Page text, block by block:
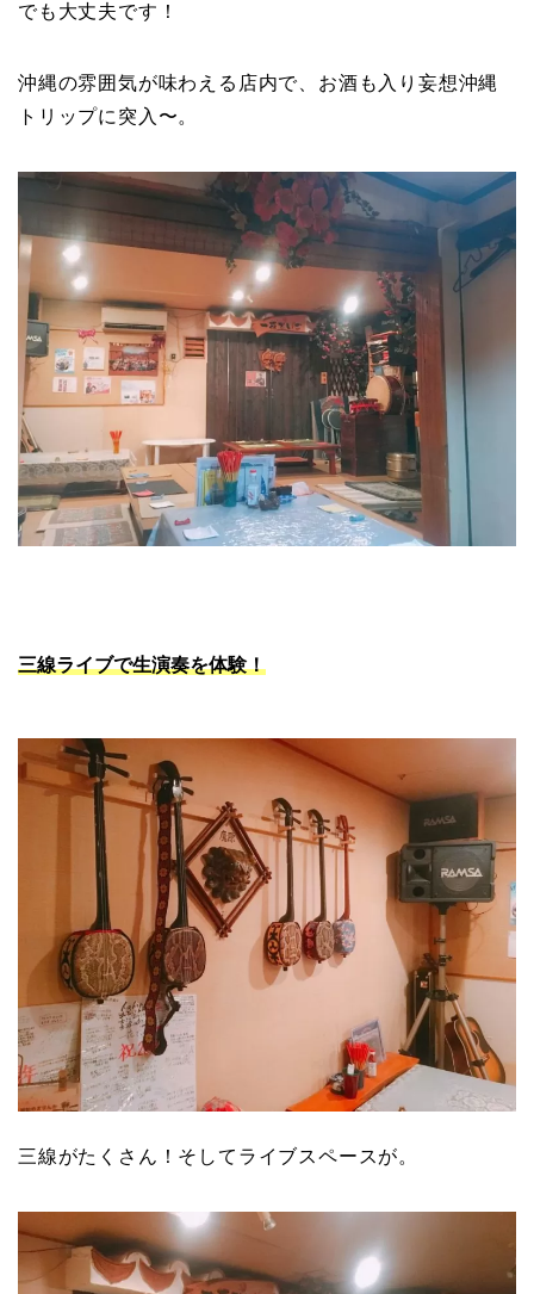
でも大丈夫です！
沖縄の雰囲気が味わえる店内で、お酒も入り妄想沖縄
トリップに突入〜。
三線ライブで生演奏を体験！
三線がたくさん！そしてライブスペースが。